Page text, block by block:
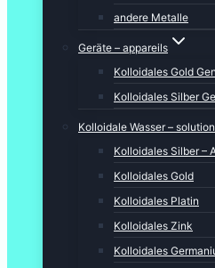
andere Metalle
Geräte – appareils
Kolloidales Gold
Kolloidales Silber
Kolloidale Wasser –
Kolloidales Silber –
Kolloidales Gold
Kolloidales Platin
Kolloidales Zink
Kolloidales